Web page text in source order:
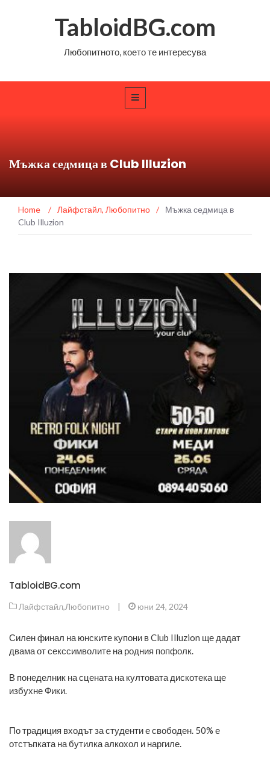
TabloidBG.com
Любопитното, което те интересува
Мъжка седмица в Club Illuzion
Home / Лайфстайл, Любопитно /
Мъжка седмица в
Club Illuzion
TabloidBG.com
Лайфстайл,Любопитно | юни 24, 2024
Силен финал на юнските купони в Club Illuzion ще дадат
двама от секссимволите на родния попфолк.
В понеделник на сцената на култовата дискотека ще
избухне Фики.
По традиция входът за студенти е свободен. 50% е
отстъпката на бутилка алкохол и наргиле.